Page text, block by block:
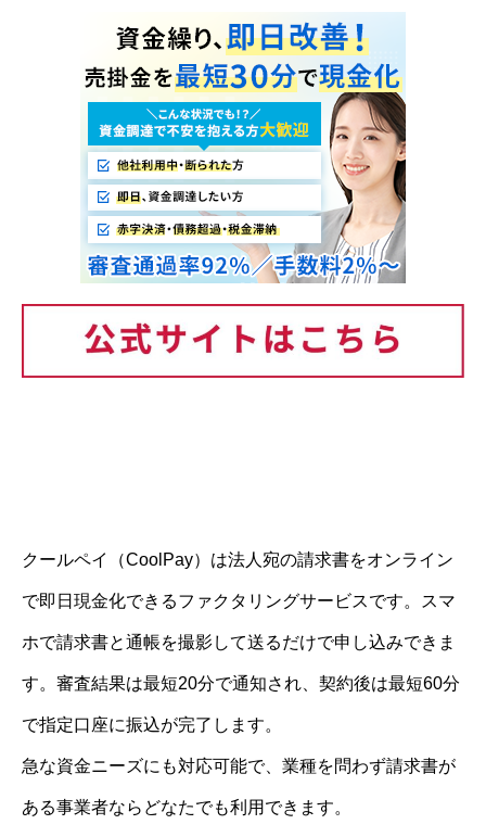
クールペイ（CoolPay）は法人宛の請求書をオンライン
で即日現金化できるファクタリングサービスです。スマ
ホで請求書と通帳を撮影して送るだけで申し込みできま
す。審査結果は最短20分で通知され、契約後は最短60分
で指定口座に振込が完了します。
急な資金ニーズにも対応可能で、業種を問わず請求書が
ある事業者ならどなたでも利用できます。